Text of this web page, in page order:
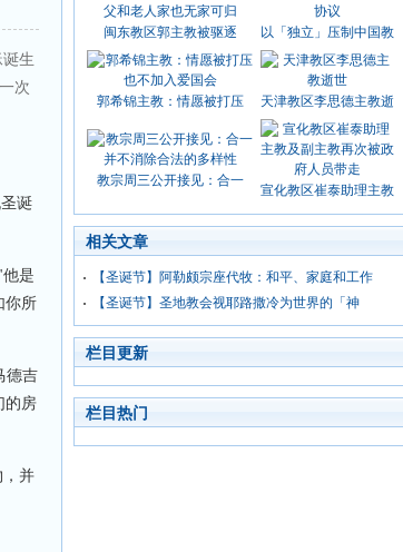
生
次
诞
是
你所
德吉
的房
，并
闽东教区郭主教被驱逐 以「独立」压制中国教
郭希锦主教：情愿被打压 天津教区李思德主教逝
教宗周三公开接见：合一
宣化教区崔泰助理主教
相关文章
【圣诞节】阿勒颇宗座代牧：和平、家庭和工作
【圣诞节】圣地教会视耶路撒冷为世界的「神
栏目更新
栏目热门